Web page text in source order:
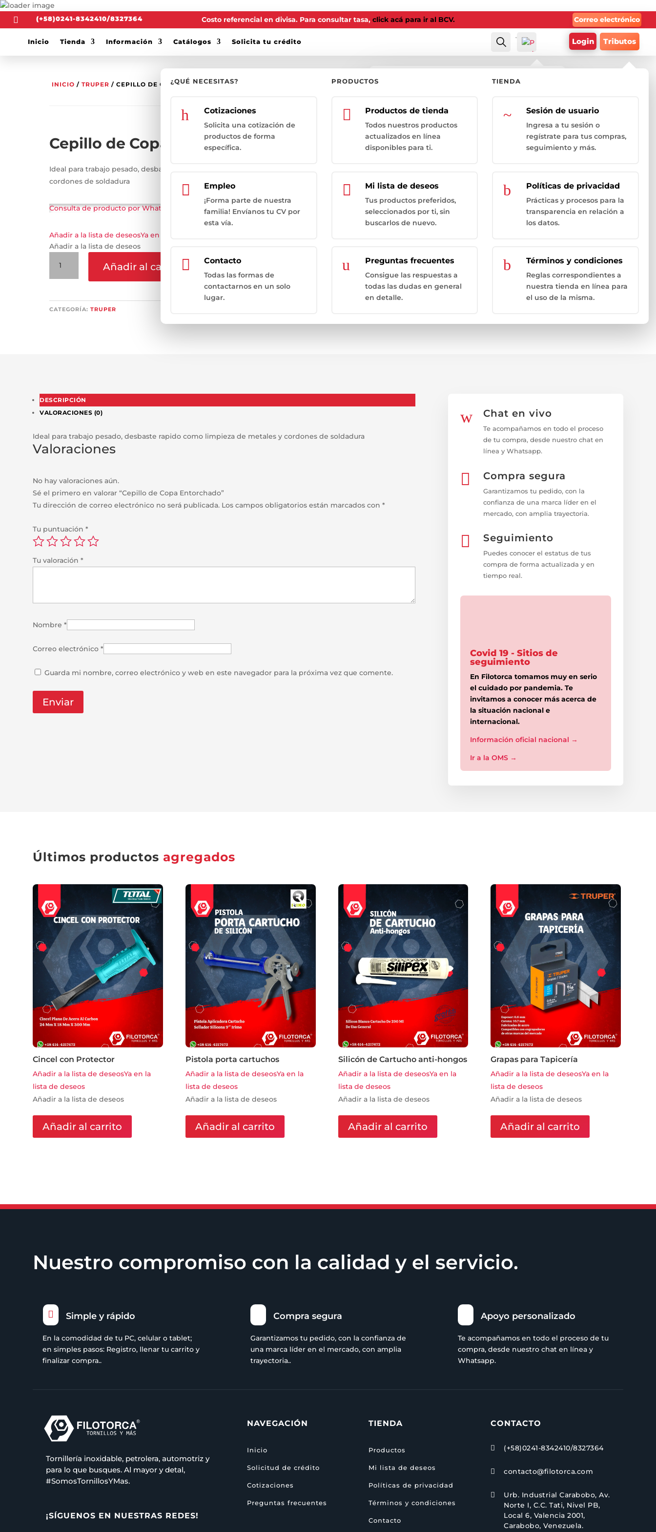
 (+58)0241-8342410/8327364 Costo referencial en divisa. Para consultar tasa, click acá para ir al BCV. Correo electrónico
Inicio Tienda Información Catálogos Solicita tu crédito Buscar
Mi
Carro $0.00 Login Tributos
¿Buscando un producto específico?
de
¿QUÉ NECESITAS?
h Cotizaciones
Solicita una cotización de
productos de forma
específica.
 Empleo
¡Forma parte de nuestra
familia! Envíanos tu CV por
esta vía.
 Contacto
Todas las formas de
contactarnos en un solo
lugar.
PRODUCTOS
 Productos de tienda
Todos nuestros productos
actualizados en línea
disponibles para ti.
 Mi lista de deseos
Tus productos preferidos,
seleccionados por ti, sin
buscarlos de nuevo.
u Preguntas frecuentes
Consigue las respuestas a
todas las dudas en general
en detalle.
TIENDA
~ Sesión de usuario
Ingresa a tu sesión o
regístrate para tus compras,
seguimiento y más.
b Políticas de privacidad
Prácticas y procesos para la
transparencia en relación a
los datos.
b Términos y condiciones
Reglas correspondientes a
nuestra tienda en línea para
el uso de la misma.
INICIO / TRUPER / CEPILLO DE COPA ENTORCHADO
Cepillo de Copa Entorchado
Ideal para trabajo pesado, desbaste rapido como limpieza de metales y
cordones de soldadura
Consulta de producto por WhatsApp
Añadir a la lista de deseosYa en la lista de deseos
Añadir a la lista de deseos
Copa
cantidad
Añadir al carrito
CATEGORÍA: TRUPER
DESCRIPCIÓN
VALORACIONES (0)
Ideal para trabajo pesado, desbaste rapido como limpieza de metales y cordones de soldadura
Valoraciones
No hay valoraciones aún.
Sé el primero en valorar “Cepillo de Copa Entorchado”
Tu dirección de correo electrónico no será publicada. Los campos obligatorios están marcados con*
Tu puntuación*
Tu valoración*
Nombre*
Correo electrónico*
Guarda mi nombre, correo electrónico y web en este navegador para la próxima vez que comente.
w Chat en vivo
Te acompañamos en todo el proceso
de tu compra, desde nuestro chat en
línea y Whatsapp.
 Compra segura
Garantizamos tu pedido, con la
confianza de una marca líder en el
mercado, con amplia trayectoria.
 Seguimiento
Puedes conocer el estatus de tus
compra de forma actualizada y en
tiempo real.
Covid 19 - Sitios de
seguimiento
En Filotorca tomamos muy en serio
el cuidado por pandemia. Te
invitamos a conocer más acerca de
la situación nacional e
internacional.
Información oficial nacional →
Ir a la OMS→
Últimos productos agregados
Cincel con Protector
Añadir a la lista de deseosYa en la
lista de deseos
Añadir a la lista de deseos
Añadir al carrito
Pistola porta cartuchos
Añadir a la lista de deseosYa en la
lista de deseos
Añadir a la lista de deseos
Añadir al carrito
Silicón de Cartucho anti-hongos
Añadir a la lista de deseosYa en la
lista de deseos
Añadir a la lista de deseos
Añadir al carrito
Grapas para Tapicería
Añadir a la lista de deseosYa en la
lista de deseos
Añadir a la lista de deseos
Añadir al carrito
Nuestro compromiso con la calidad y el servicio.
 Simple y rápido
En la comodidad de tu PC, celular o tablet;
en simples pasos: Registro, llenar tu carrito y
finalizar compra..
Compra segura
Garantizamos tu pedido, con la confianza de
una marca líder en el mercado, con amplia
trayectoria..
Apoyo personalizado
Te acompañamos en todo el proceso de tu
compra, desde nuestro chat en línea y
Whatsapp.
Tornillería inoxidable, petrolera, automotriz y
para lo que busques. Al mayor y detal,
#SomosTornillosYMas.
¡SÍGUENOS EN NUESTRAS REDES!
NAVEGACIÓN
Inicio
Solicitud de crédito
Cotizaciones
Preguntas frecuentes
TIENDA
Productos
Mi lista de deseos
Políticas de privacidad
Términos y condiciones
Contacto
CONTACTO
 (+58)0241-8342410/8327364
 contacto@filotorca.com

Urb. Industrial Carabobo, Av.
Norte I, C.C. Tati, Nivel PB,
Local 6, Valencia 2001,
Carabobo, Venezuela.